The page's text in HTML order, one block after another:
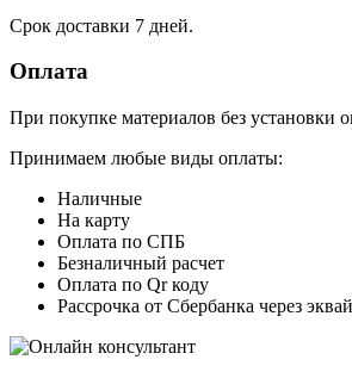
Срок доставки 7 дней.
Оплата
При покупке материалов без установки
Принимаем любые виды оплаты:
Наличные
На карту
Оплата по СПБ
Безналичный расчет
Оплата по Qr коду
Рассрочка от Сбербанка через